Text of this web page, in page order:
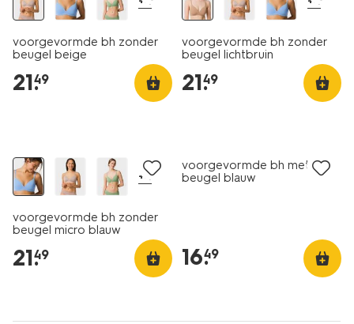
voorgevormde bh zonder
beugel beige
21.
49
voorgevormde bh zonder
beugel lichtbruin
21.
49
+4
voorgevormde bh zonder
beugel micro blauw
21.
49
voorgevormde bh met
beugel blauw
16.
49